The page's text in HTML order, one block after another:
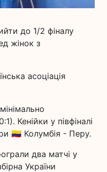
до 1/2 фіналу
жінок з
асоціація
Кенійки у півфіналі
🇨🇴 Колумбія - Перу.
два матчі у
України